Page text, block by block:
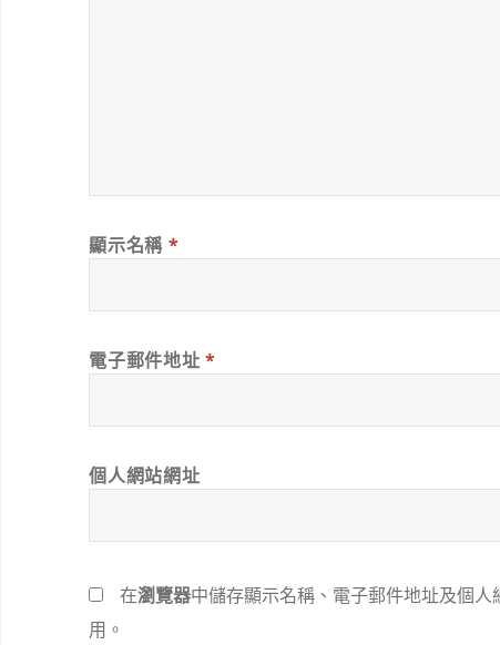
顯示名稱 *
電子郵件地址 *
個人網站網址
在瀏覽器中儲存顯示名稱、電子郵件地址及個
用。